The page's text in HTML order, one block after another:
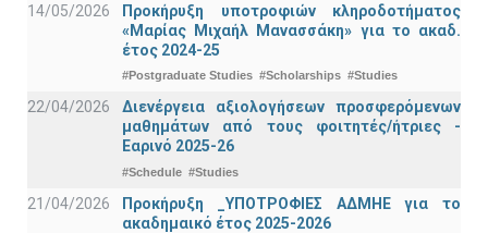
14/05/2026
Προκήρυξη υποτροφιών κληροδοτήματος
«Μαρίας Μιχαήλ Μανασσάκη» για το ακαδ.
έτος 2024-25
#Postgraduate Studies #Scholarships #Studies
22/04/2026
Διενέργεια αξιολογήσεων προσφερόμενων
μαθημάτων από τους φοιτητές/ήτριες -
Εαρινό 2025-26
#Schedule #Studies
21/04/2026
Προκήρυξη _ΥΠΟΤΡΟΦΙΕΣ ΑΔΜΗΕ για το
ακαδημαικό έτος 2025-2026